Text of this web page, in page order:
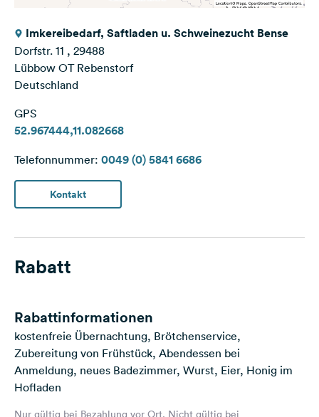
Imkereibedarf, Saftladen u. Schweinezucht Bense
Dorfstr. 11 , 29488
Lübbow OT Rebenstorf
Deutschland
GPS
52.967444,11.082668
Telefonnummer: 0049 (0) 5841 6686
Kontakt
Rabatt
Rabattinformationen
kostenfreie Übernachtung, Brötchenservice,
Zubereitung von Frühstück, Abendessen bei
Anmeldung, neues Badezimmer, Wurst, Eier, Honig im
Hofladen
Nur gültig bei Bezahlung vor Ort. Nicht gültig bei